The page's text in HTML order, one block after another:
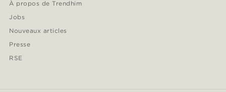
À propos de Trendhim
Jobs
Nouveaux articles
Presse
RSE